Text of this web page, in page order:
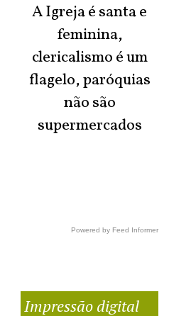
A Igreja é santa e
feminina,
clericalismo é um
flagelo, paróquias
não são
supermercados
Powered by Feed Informer
Impressão digital